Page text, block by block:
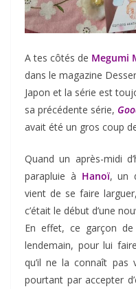
A tes côtés de Megumi
dans le magazine
Japon et la série est
sa précédente série,
avait été un gros coup
Quand un après-midi
parapluie à Hanoï, un
vient de se faire
c’était le début d’une
En effet, ce garçon
lendemain, pour lui
qu’il ne la connaît pas
pourtant par accepter